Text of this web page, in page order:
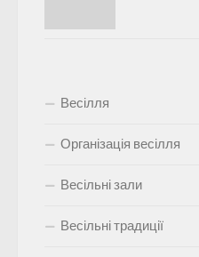
Весілля
Організація весілля
Весільні зали
Весільні традиції